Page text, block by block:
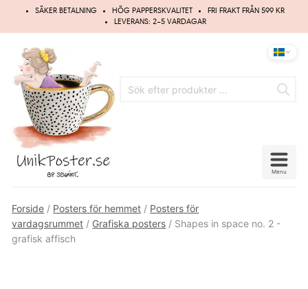
Hoppa
SÄKER BETALNING HÖG PAPPERSKVALITET
FRI FRAKT FRÅN 599 KR
LEVERANS: 2–5 VARDAGAR
Menu
Forside / Posters för hemmet / Posters för
vardagsrummet / Grafiska posters / Shapes in space no. 2 -
grafisk affisch